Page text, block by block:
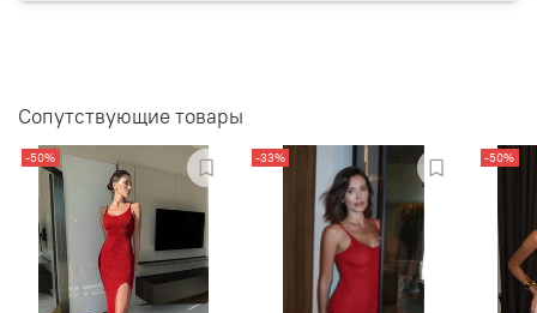
Сопутствующие товары
-50% -33% -50%